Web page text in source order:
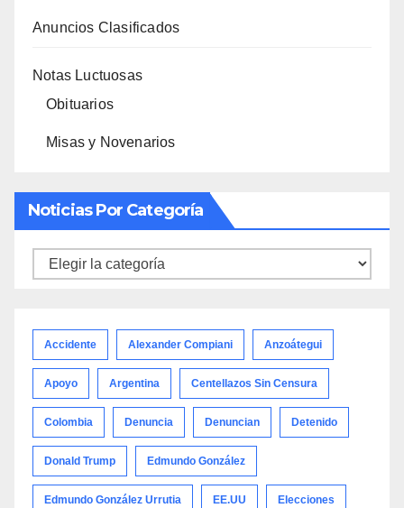
Anuncios Clasificados
Notas Luctuosas
Obituarios
Misas y Novenarios
Noticias Por Categoría
Noticias
Accidente Alexander Compiani Anzoátegui
Apoyo Argentina Centellazos Sin Censura
Colombia Denuncia Denuncian Detenido
Donald Trump Edmundo González
Edmundo González Urrutia EE.UU Elecciones